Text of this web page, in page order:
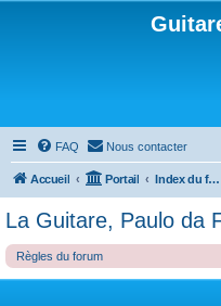
FAQ Nous contacter
Accueil Portail Index du forum
La Guitare, Paulo da
Règles du forum